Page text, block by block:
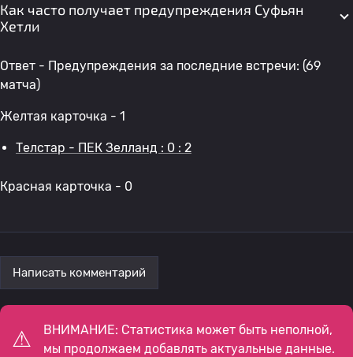
Как часто получает предупреждения Суфьян
Хетли
Ответ - Предупреждения за последние встречи: (69
матча)
Желтая карточка - 1
Телстар - ПЕК Зелланд : 0 : 2
Красная карточка - 0
Написать комментарий
ВНИМАНИЕ: Статистика может быть неполной,
мы продолжаем добавлять актуальные данные.